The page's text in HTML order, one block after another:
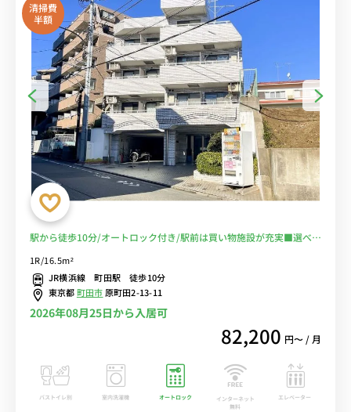
清掃費
半額
駅から徒歩10分/オートロック付き/駅前は買い物施設が充実■選べる
1R/16.5m²
JR横浜線 町田駅 徒歩10分
東京都町田市 原町田2-13-11
2026年08月25日から入居可
82,200 円〜 / 月
バストイレ別 室内洗濯機 オートロック
インターネット
無料
エレベーター